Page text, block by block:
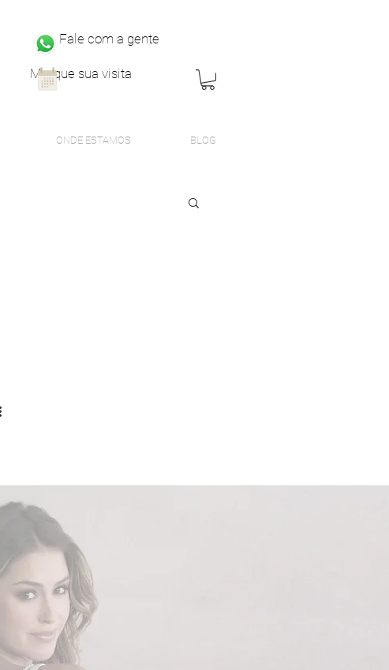
Fale com a gente
Marque sua visita
ONDE ESTAMOS BLOG